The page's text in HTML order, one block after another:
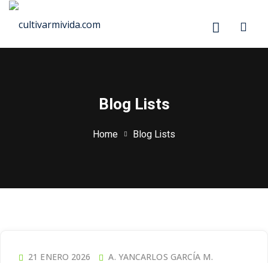
Blog Lists
Home Blog Lists
21 ENERO 2026 A. YANCARLOS GARCÍA M.